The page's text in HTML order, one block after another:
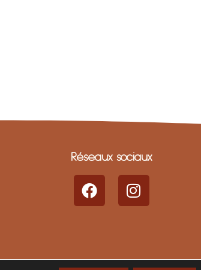
Réseaux sociaux